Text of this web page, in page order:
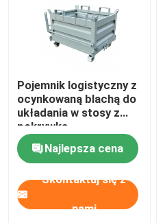
Pojemnik logistyczny z
ocynkowaną blachą do
układania w stosy z
pokrywką
Najlepsza cena
Skontaktuj się z
nami